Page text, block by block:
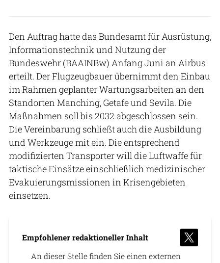
Den Auftrag hatte das Bundesamt für Ausrüstung,
Informationstechnik und Nutzung der
Bundeswehr (BAAINBw) Anfang Juni an Airbus
erteilt. Der Flugzeugbauer übernimmt den Einbau
im Rahmen geplanter Wartungsarbeiten an den
Standorten Manching, Getafe und Sevila. Die
Maßnahmen soll bis 2032 abgeschlossen sein.
Die Vereinbarung schließt auch die Ausbildung
und Werkzeuge mit ein. Die entsprechend
modifizierten Transporter will die Luftwaffe für
taktische Einsätze einschließlich medizinischer
Evakuierungsmissionen in Krisengebieten
einsetzen.
Empfohlener redaktioneller Inhalt
An dieser Stelle finden Sie einen externen